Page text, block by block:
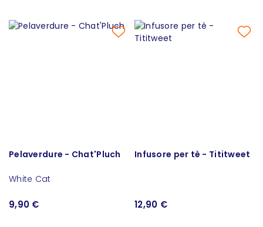
Pelaverdure - Chat'Pluch
White Cat
9,90 €
Infusore per tè - Tititweet
12,90 €